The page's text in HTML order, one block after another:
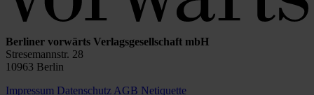
Berliner vorwärts Verlagsgesellschaft mbH
Stresemannstr. 28
10963 Berlin
Impressum Datenschutz AGB Netiquette